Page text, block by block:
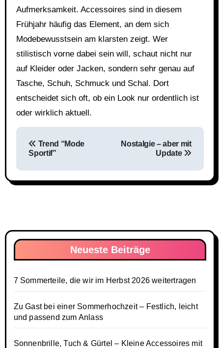
Aufmerksamkeit. Accessoires sind in diesem
Frühjahr häufig das Element, an dem sich
Modebewusstsein am klarsten zeigt. Wer
stilistisch vorne dabei sein will, schaut nicht nur
auf Kleider oder Jacken, sondern sehr genau auf
Tasche, Schuh, Schmuck und Schal. Dort
entscheidet sich oft, ob ein Look nur ordentlich ist
oder wirklich aktuell.
Beitragsnavigation
Trend “Mode
Sportif”
Nostalgie – aber mit
Update
Neueste Beiträge
7 Sommerteile, die wir im Herbst 2026 weitertragen
Zu Gast bei einer Sommerhochzeit – Festlich, leicht
und passend zum Anlass
Sonnenbrille, Tuch & Gürtel – Kleine Accessoires mit